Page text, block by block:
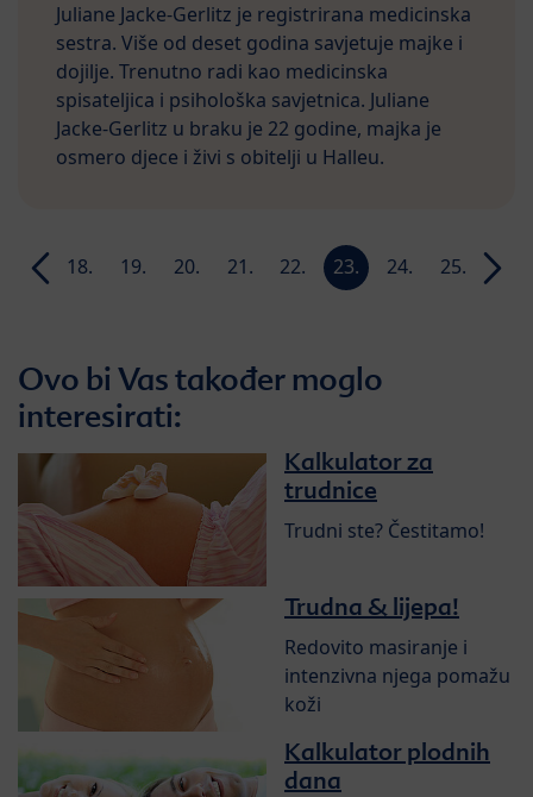
Juliane Jacke-Gerlitz je registrirana medicinska
sestra. Više od deset godina savjetuje majke i
dojilje. Trenutno radi kao medicinska
spisateljica i psihološka savjetnica. Juliane
Jacke-Gerlitz u braku je 22 godine, majka je
osmero djece i živi s obitelji u Halleu.
17.
18.
19.
20.
21.
22.
23.
24.
25.
26.
Ovo bi Vas također moglo
interesirati:
Kalkulator za
trudnice
Trudni ste? Čestitamo!
Trudna & lijepa!
Redovito masiranje i
intenzivna njega pomažu
koži
Kalkulator plodnih
dana